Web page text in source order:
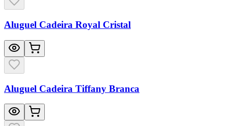
Aluguel Cadeira Royal Cristal
Aluguel Cadeira Tiffany Branca